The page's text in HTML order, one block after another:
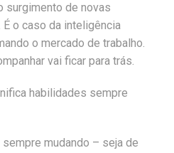
surgimento de novas
o caso da inteligência
o mercado de trabalho.
vai ficar para trás.
habilidades sempre
mudando – seja de